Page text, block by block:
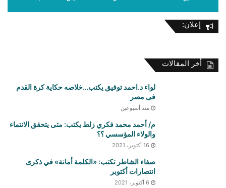
إعلان:
أخر المقالات
لواء د.احمد توفيق يكتب…خلاصه حكاية كرة القدم
فى مصر
منذ أسبوعين
م/ أحمد محمد فكري زلط يكتب: متى يتحقق الانتماء
والولاء المؤسسي ؟؟
16 أكتوبر، 2021
صفاء الشاطر تكتب: «الكلمة أمانة» في ذكرى
انتصارات أكتوبر
6 أكتوبر، 2021